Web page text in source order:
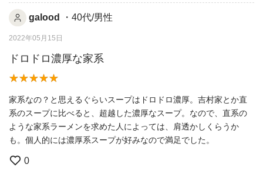
galood ・40代/男性
2022年05月15日
ドロドロ濃厚な家系
家系なの？と思えるぐらいスープはドロドロ濃厚。吉村家とか直
系のスープに比べると、超越した濃厚なスープ。なので、直系の
ような家系ラーメンを求めた人によっては、肩透かしくらうか
も。個人的には濃厚系スープが好みなので満足でした。
0